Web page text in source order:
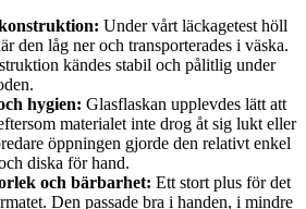
Under vårt läckagetest höll
den låg ner och transporterades i väska.
kändes stabil och pålitlig under
hygien: Glasflaskan upplevdes lätt att
materialet inte drog åt sig lukt eller
öppningen gjorde den relativt enkel
diska för hand.
och bärbarhet: Ett stort plus för det
Den passade bra i handen, i mindre